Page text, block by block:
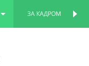
ЗА КАДРОМ